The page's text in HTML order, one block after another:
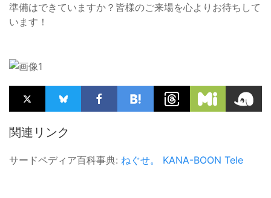
準備はできていますか？皆様のご来場を心よりお待ちして
います！
関連リンク
サードペディア百科事典: ねぐせ。 KANA-BOON Tele